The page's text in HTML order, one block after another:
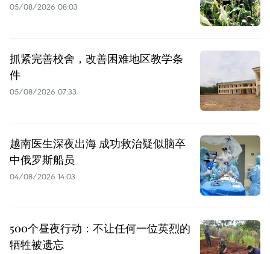
05/08/2026 08:03
抓紧完善校舍，改善困难地区教学条
件
05/08/2026 07:33
越南医生深夜出海 成功救治疑似脑卒
中俄罗斯船员
04/08/2026 14:03
500个昼夜行动：不让任何一位英烈的
牺牲被遗忘